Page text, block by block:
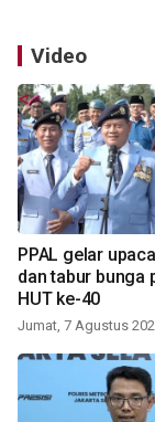
Video
PPAL gelar
dan tabur bunga
HUT ke-40
Jumat, 7 Agustus